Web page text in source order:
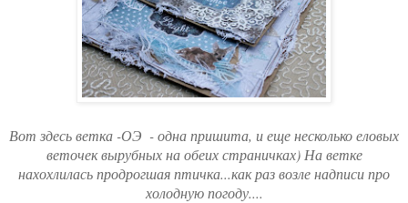
Вот здесь ветка -ОЭ - одна пришита, и еще несколько еловых
веточек вырубных на обеих страничках) На ветке
нахохлилась продрогшая птичка...как раз возле надписи про
холодную погоду....